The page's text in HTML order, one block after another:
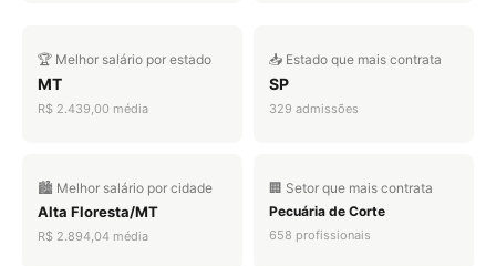
🏆 Melhor salário por estado
MT
R$ 2.439,00 média
📥 Estado que mais contrata
SP
329 admissões
🏙️ Melhor salário por cidade
Alta Floresta/MT
R$ 2.894,04 média
🏢 Setor que mais contrata
Pecuária de Corte
658 profissionais